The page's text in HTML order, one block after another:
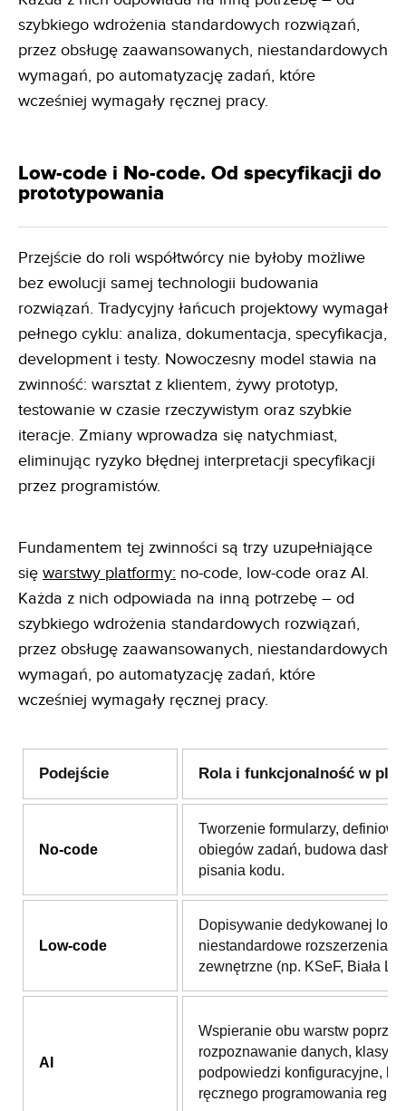
szybkiego wdrożenia standardowych rozwiązań,
przez obsługę zaawansowanych, niestandardowych
wymagań, po automatyzację zadań, które
wcześniej wymagały ręcznej pracy.
Low-code i No-code. Od specyfikacji do
prototypowania
Przejście do roli współtwórcy nie byłoby możliwe
bez ewolucji samej technologii budowania
rozwiązań. Tradycyjny łańcuch projektowy wymagał
pełnego cyklu: analiza, dokumentacja, specyfikacja,
development i testy. Nowoczesny model stawia na
zwinność: warsztat z klientem, żywy prototyp,
testowanie w czasie rzeczywistym oraz szybkie
iteracje. Zmiany wprowadza się natychmiast,
eliminując ryzyko błędnej interpretacji specyfikacji
przez programistów.
Fundamentem tej zwinności są trzy uzupełniające
się warstwy platformy: no-code, low-code oraz AI.
Każda z nich odpowiada na inną potrzebę – od
szybkiego wdrożenia standardowych rozwiązań,
przez obsługę zaawansowanych, niestandardowych
wymagań, po automatyzację zadań, które
wcześniej wymagały ręcznej pracy.
Podejście Rola i funkcjonalność w
No-code
Tworzenie formularzy,
obiegów zadań, budowa
pisania kodu.
Low-code
Dopisywanie dedykowanej
niestandardowe rozszerzenia i
zewnętrzne (np. KSeF, Biała
AI
Wspieranie obu warstw
rozpoznawanie danych,
podpowiedzi konfiguracyjne,
ręcznego programowania reguł.